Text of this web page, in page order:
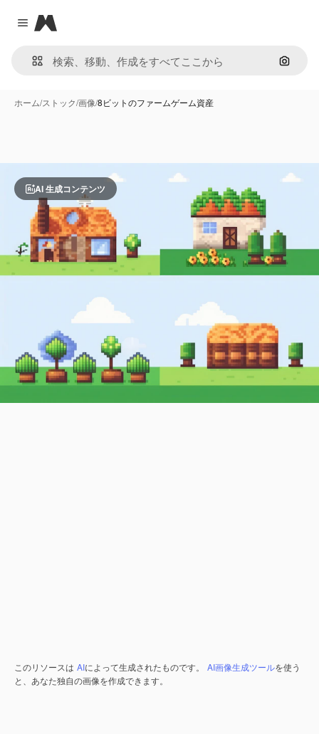
Close menu
Magnific
画像で
ホーム/ストック/画像/8ビットのファームゲーム資産
AI 生成コンテンツ
このリソースは AIによって生成されたものです。 AI画像生成ツールを使う
と、あなた独自の画像を作成できます。